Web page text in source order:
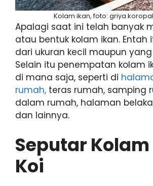
Kolam ikan, foto:
Apalagi saat ini telah banyak
atau bentuk kolam ikan. Entah
dari ukuran kecil maupun
Selain itu penempatan kolam
di mana saja, seperti di
rumah, teras rumah, samping
dalam rumah, halaman
dan lainnya.
Seputar
Koi